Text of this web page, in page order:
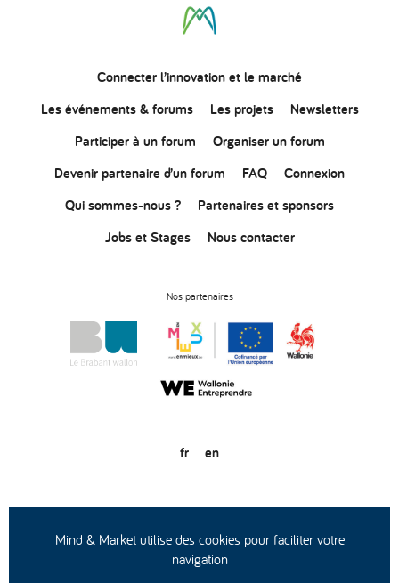
Connecterl’innovationet le marché
Les événements & forums
Les projets
Newsletters
Participer à un forum
Organiser un forum
Devenir partenaire d’un forum
FAQ
Connexion
Qui sommes-nous ?
Partenaires et sponsors
Jobs et Stages
Nous contacter
Nos partenaires
fr en
© Copyright 2020
Conditions générales d’utilisation
Protection des données
Mind & Market utilise des cookies pour faciliter votre
navigation